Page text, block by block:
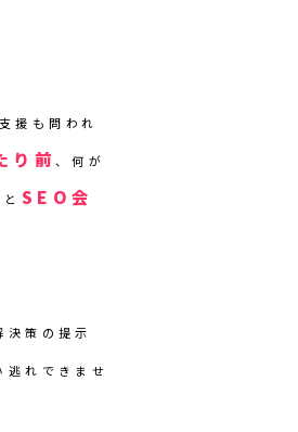
援も問われ
り前、何が
SEO会
策の提示
れできませ